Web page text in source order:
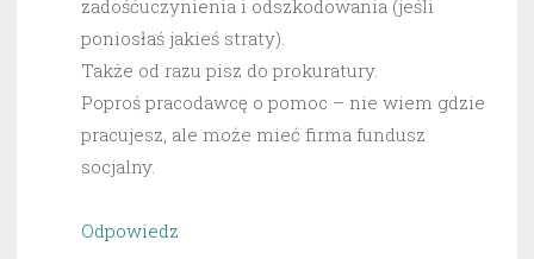
zadośćuczynienia i odszkodowania (jeśli
poniosłaś jakieś straty).
Także od razu pisz do prokuratury.
Poproś pracodawcę o pomoc – nie wiem gdzie
pracujesz, ale może mieć firma fundusz
socjalny.
Odpowiedz